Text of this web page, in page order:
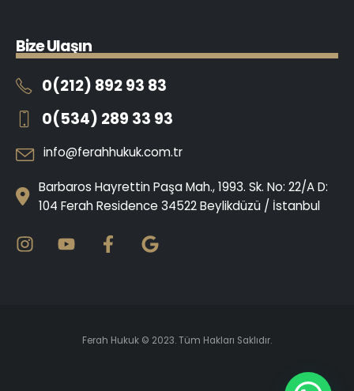
BizeUlaşın
0(212) 892 93 83
0(534) 289 33 93
info@ferahhukuk.com.tr
Barbaros Hayrettin Paşa Mah., 1993. Sk. No: 22/A D:
104 Ferah Residence 34522 Beylikdüzü / İstanbul
Ferah Hukuk © 2023. Tüm Hakları Saklıdır.